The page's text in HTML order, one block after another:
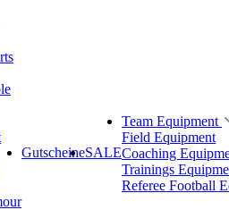
GutscheineSALE
Team Equipment
Field Equipment
Coaching
Trainings
Referee Football